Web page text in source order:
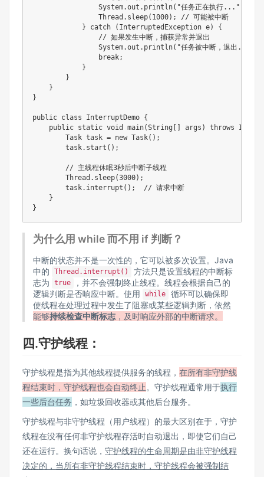
                System.out.println("任务正在执行...");
                Thread.sleep(1000); // 可能被中断
            } catch (InterruptedException e) {
                // 如果发生中断，捕获异常并退出
                System.out.println("任务被中断，退出.");
                break;
            }
        }
    }
}
public class InterruptDemo {
public static void main(String[] args) throws
        Task task = new Task();
        task.start();
        // 主线程休眠3秒后中断子线程
        Thread.sleep(3000);
        task.interrupt();  // 请求中断
    }
为什么用 while 而不用 if 判断？
中断的状态并不是一次性的，它可以被多次设置。Java
中的
Thread.interrupt()
方法只是设置线程的中断标
志为
true
，并不会强制终止线程。线程会根据自己的
逻辑判断是否响应中断。使用
while
循环可以确保即
使线程在处理过程中发生了阻塞或某些逻辑判断，依然
能够持续检查中断标志，及时响应外部的中断请求。
四.守护线程：
守护线程是指为其他线程提供服务的线程， 在所有非守护线
程结束时，守护线程也会自动终止 。守护线程通常用于执行
一些后台任务 ，如垃圾回收器或其他后台服务。
守护线程与非守护线程（用户线程）的最大区别在于，守护
线程在没有任何非守护线程存活时自动退出，即使它们自己
还在运行。换句话说， 守护线程的生命周期是由非守护线程
决定的，当所有非守护线程结束时，守护线程会被强制结